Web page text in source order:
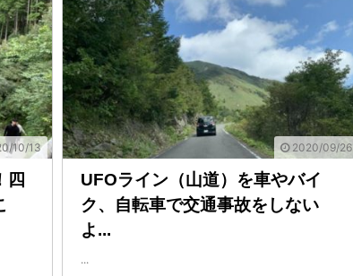
10/13
四
2020/09/26
UFOライン（山道）を車やバイ
ク、自転車で交通事故をしない
よ...
...